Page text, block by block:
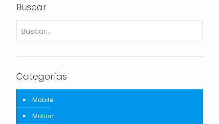
Buscar
Categorías
Mobile
Motion